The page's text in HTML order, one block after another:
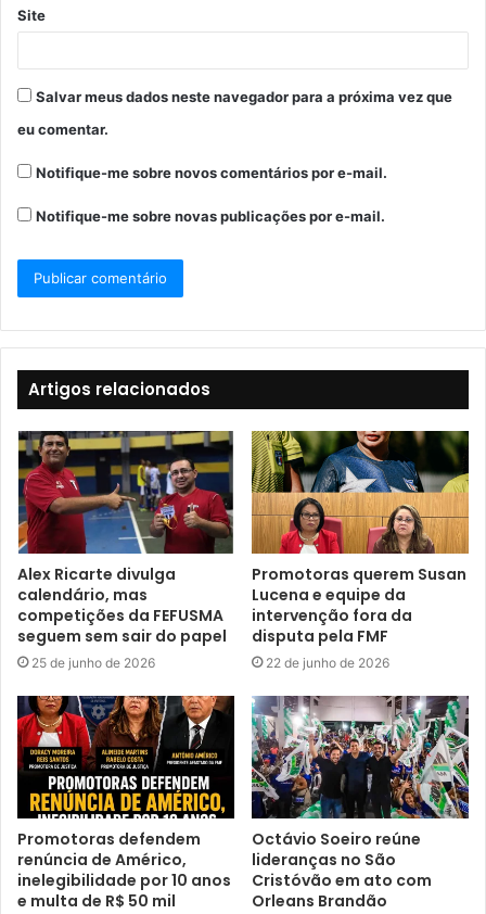
Site
Salvar meus dados neste navegador para a próxima vez que
eu comentar.
Notifique-me sobre novos comentários por e-mail.
Notifique-me sobre novas publicações por e-mail.
Artigos relacionados
Alex Ricarte divulga
calendário, mas
competições da FEFUSMA
seguem sem sair do papel
25 de junho de 2026
Promotoras querem Susan
Lucena e equipe da
intervenção fora da
disputa pela FMF
22 de junho de 2026
Promotoras defendem
renúncia de Américo,
inelegibilidade por 10 anos
e multa de R$ 50 mil
Octávio Soeiro reúne
lideranças no São
Cristóvão em ato com
Orleans Brandão